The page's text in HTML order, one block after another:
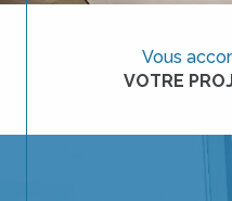
Vous
VOTRE